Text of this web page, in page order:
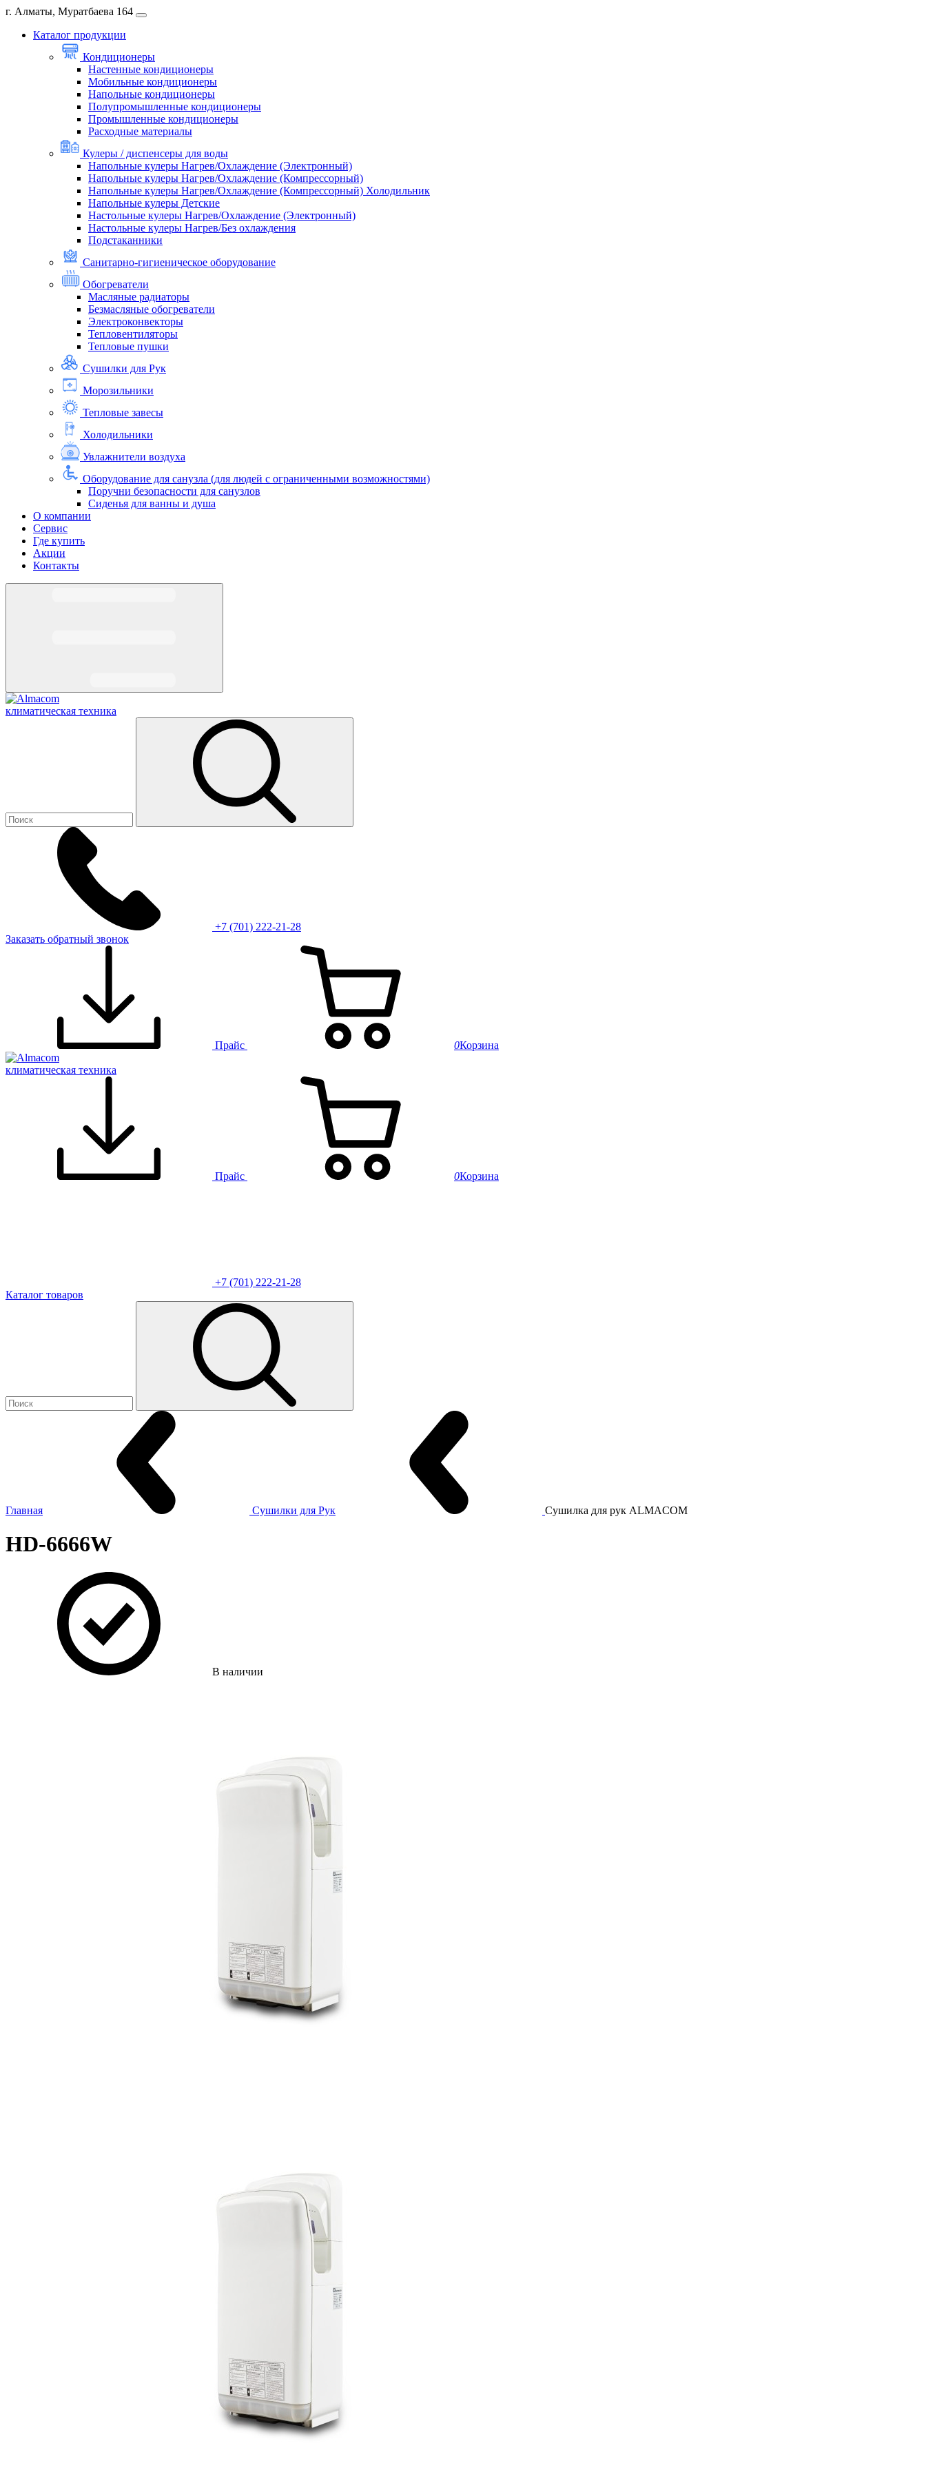
г. Алматы, Муратбаева 164
Каталог продукции
Кондиционеры
Настенные кондиционеры
Мобильные кондиционеры
Напольные кондиционеры
Полупромышленные кондиционеры
Промышленные кондиционеры
Расходные материалы
Кулеры / диспенсеры для воды
Напольные кулеры Нагрев/Охлаждение (Электронный)
Напольные кулеры Нагрев/Охлаждение (Компрессорный)
Напольные кулеры Нагрев/Охлаждение (Компрессорный) Холодильник
Напольные кулеры Детские
Настольные кулеры Нагрев/Охлаждение (Электронный)
Настольные кулеры Нагрев/Без охлаждения
Подстаканники
Санитарно-гигиеническое оборудование
Обогреватели
Масляные радиаторы
Безмасляные обогреватели
Электроконвекторы
Тепловентиляторы
Тепловые пушки
Сушилки для Рук
Морозильники
Тепловые завесы
Холодильники
Увлажнители воздуха
Оборудование для санузла (для людей с ограниченными возможностями)
Поручни безопасности для санузлов
Сиденья для ванны и душа
О компании
Сервис
Где купить
Акции
Контакты
климатическая техника
+7 (701) 222-21-28
Заказать обратный звонок
Прайс 0Корзина
климатическая техника
Прайс 0Корзина
+7 (701) 222-21-28
Каталог товаров
Главная Сушилки для Рук Сушилка для рук ALMACOM
HD-6666W
В наличии